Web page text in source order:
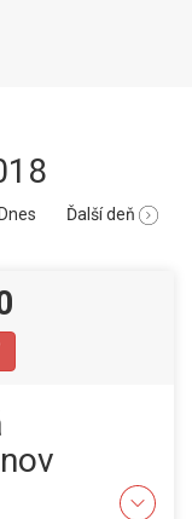
Dnes Ďalší deň